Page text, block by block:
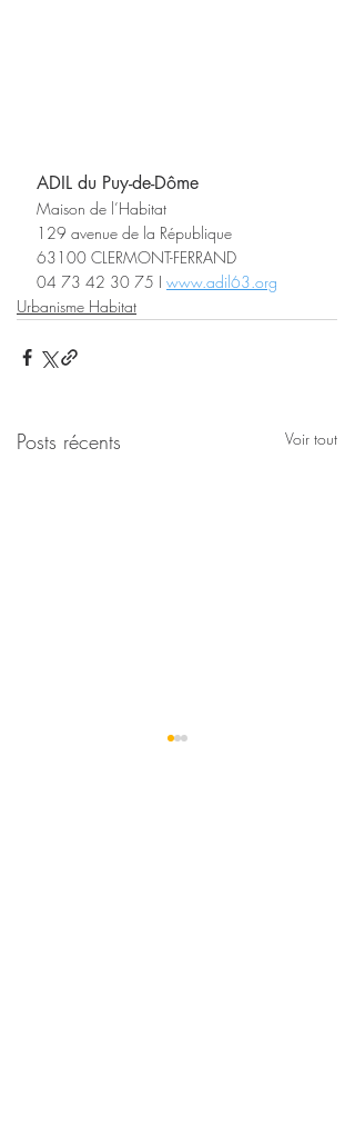
ADIL du Puy-de-Dôme
Maison de l’Habitat
129 avenue de la République
63100 CLERMONT-FERRAND
04 73 42 30 75 I www.adil63.org
Urbanisme Habitat
Posts récents Voir tout